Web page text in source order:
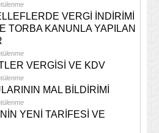
VERGİ İNDİRİMİ
TORBA KANUNLA YAPILAN
VERGİSİ VE KDV
MAL BİLDİRİMİ
YENİ TARİFESİ VE